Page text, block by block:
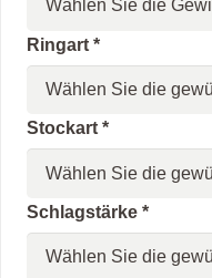
Ringart *
Stockart *
Schlagstärke *